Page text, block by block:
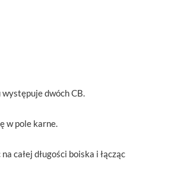
dwóch CB.
w pole karne.
całej długości boiska i łącząc